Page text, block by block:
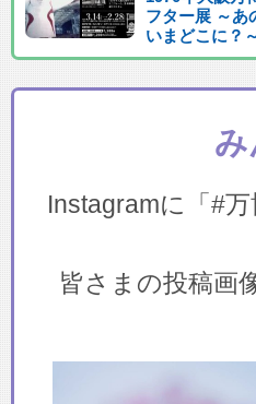
フター展 ～あ
いまどこに？
み
Instagramに「#
皆さまの投稿画